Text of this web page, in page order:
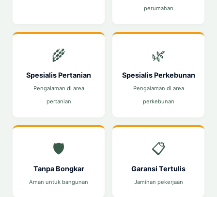
perumahan
🌾
Spesialis Pertanian
Pengalaman di area
pertanian
🌿
Spesialis Perkebunan
Pengalaman di area
perkebunan
🛡️
Tanpa Bongkar
Aman untuk bangunan
📋
Garansi Tertulis
Jaminan pekerjaan